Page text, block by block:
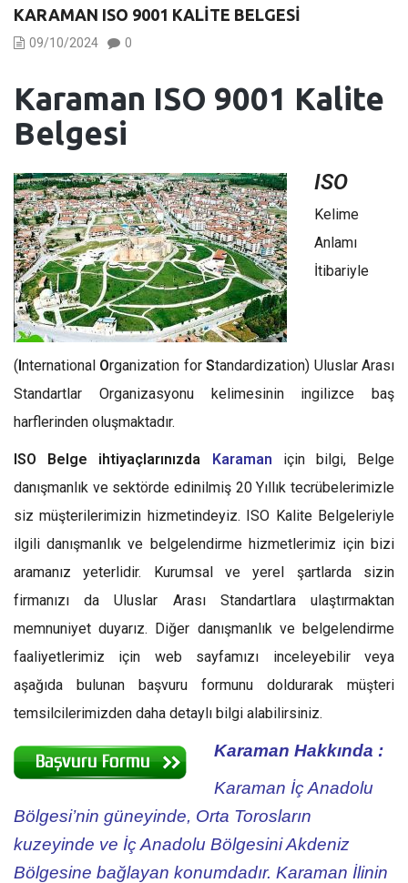
KARAMAN ISO 9001 KALITE BELGESI
09/10/2024 0
Karaman ISO 9001 Kalite
Belgesi
ISO
Kelime
Anlamı
İtibariyle
(International Organization forStandardization) Uluslar Arası
Standartlar Organizasyonu kelimesinin ingilizce baş
harflerinden oluşmaktadır.
ISO Belge ihtiyaçlarınızda Karaman için bilgi, Belge
danışmanlık ve sektörde edinilmiş 20 Yıllık tecrübelerimizle
siz müşterilerimizin hizmetindeyiz. ISO Kalite Belgeleriyle
ilgili danışmanlık ve belgelendirme hizmetlerimiz için bizi
aramanız yeterlidir. Kurumsal ve yerel şartlarda sizin
firmanızı da Uluslar Arası Standartlara ulaştırmaktan
memnuniyet duyarız. Diğer danışmanlık ve belgelendirme
faaliyetlerimiz için web sayfamızı inceleyebilir veya
aşağıda bulunan başvuru formunu doldurarak müşteri
temsilcilerimizden daha detaylı bilgi alabilirsiniz.
Karaman Hakkında :
Karaman İç Anadolu
Bölgesi’nin güneyinde, Orta Torosların
kuzeyinde ve İç Anadolu Bölgesini Akdeniz
Bölgesine bağlayan konumdadır. Karaman İlinin